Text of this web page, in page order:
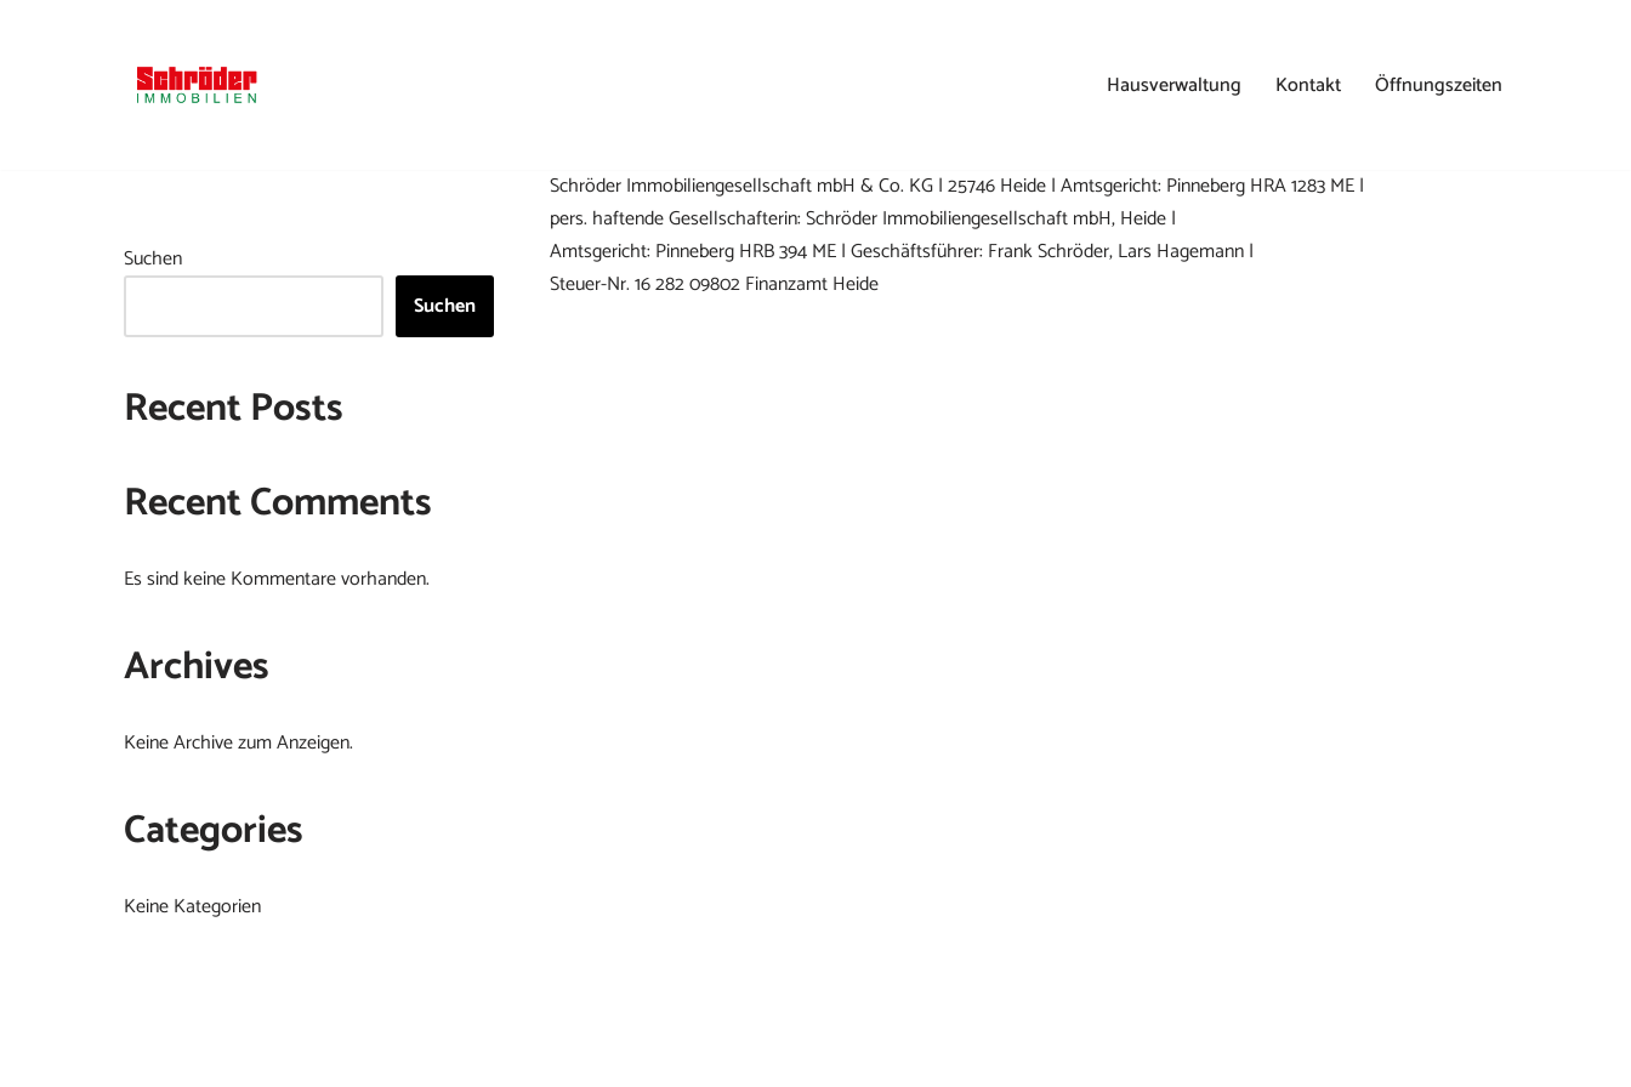
Hausverwaltung Kontakt Öffnungszeiten
Suchen
Suchen
Recent Posts
Recent Comments
Es sind keine Kommentare vorhanden.
Archives
Keine Archive zum Anzeigen.
Categories
Keine Kategorien
Schröder Immobiliengesellschaft mbH & Co. KG | 25746 Heide | Amtsgericht: Pinneberg HRA 1283 ME |
pers. haftende Gesellschafterin: Schröder Immobiliengesellschaft mbH, Heide |
Amtsgericht: Pinneberg HRB 394 ME | Geschäftsführer: Frank Schröder, Lars Hagemann |
Steuer-Nr. 16 282 09802 Finanzamt Heide